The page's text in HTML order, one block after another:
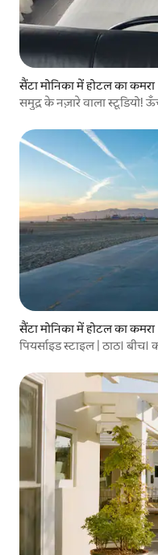
सैंटा मोनिका में होटल का कमरा
समुद्र के नज़ारे वाला स्टूडियो!
सैंटा मोनिका में होटल का कमरा
पियर्साइड स्टाइल | ठाठ।